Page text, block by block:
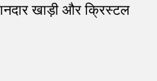
खाड़ी और क्रिस्टल